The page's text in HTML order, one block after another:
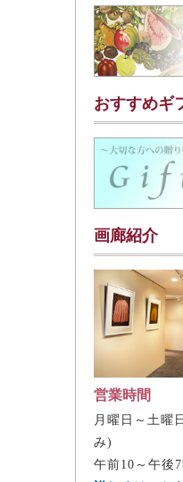
おすすめギ
画廊紹介
営業時間
月曜日～土曜
み)
午前10～午後